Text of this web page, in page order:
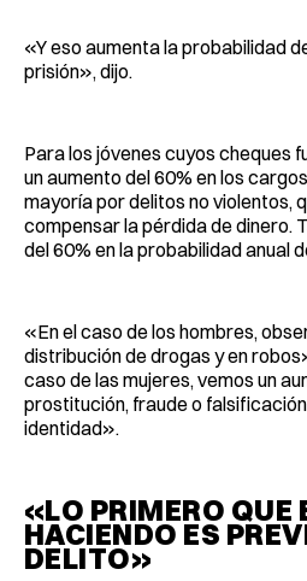
«Y eso aumenta la probabilidad
prisión», dijo.
Para los jóvenes cuyos cheques
un aumento del 60% en los
mayoría por delitos no violentos,
compensar la pérdida de dinero.
del 60% en la probabilidad anual
«En el caso de los hombres,
distribución de drogas y en
caso de las mujeres, vemos un
prostitución, fraude o
identidad».
«LO PRIMERO QUE
HACIENDO ES
DELITO»